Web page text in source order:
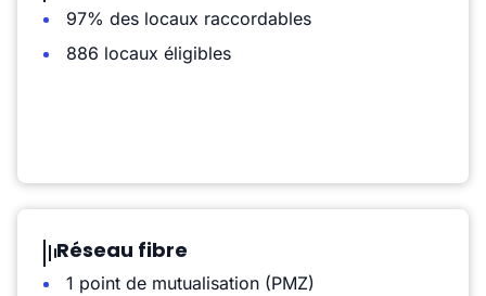
97% des locaux raccordables
886 locaux éligibles
Réseau fibre
1 point de mutualisation (PMZ)